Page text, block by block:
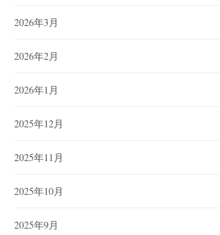
2026年3月
2026年2月
2026年1月
2025年12月
2025年11月
2025年10月
2025年9月